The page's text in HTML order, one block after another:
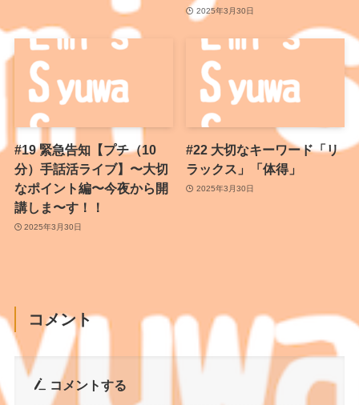
2025年3月30日
#19 緊急告知【プチ（10
分）手話活ライブ】〜大切
なポイント編〜今夜から開
講しま〜す！！
2025年3月30日
#22 大切なキーワード「リ
ラックス」「体得」
2025年3月30日
コメント
コメントする